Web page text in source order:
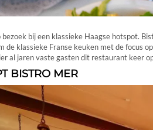
bezoek bij een klassieke Haagse hotspot.
de klassieke Franse keuken met de focus
al jaren vaste gasten dit restaurant keer
BISTRO MER